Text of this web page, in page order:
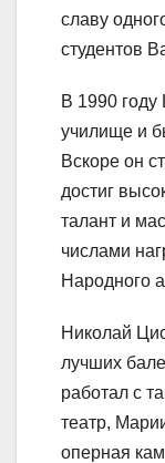
славу
студентов
В 1990 году
училище и
Вскоре он
достиг
талант и
числами
Народного
Николай
лучших
работал с
театр,
оперная